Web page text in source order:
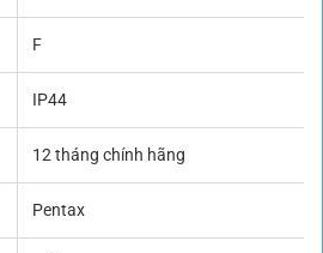
F
IP44
12 tháng chính hãng
Pentax